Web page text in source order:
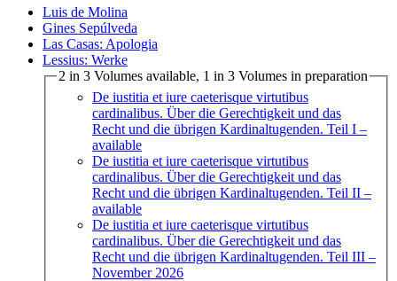
Luis de Molina
Gines Sepúlveda
Las Casas: Apologia
Lessius: Werke
2 in 3 Volumes available, 1 in 3 Volumes in preparation
De iustitia et iure caeterisque virtutibus
cardinalibus. Über die Gerechtigkeit und das
Recht und die übrigen Kardinaltugenden. Teil I –
available
De iustitia et iure caeterisque virtutibus
cardinalibus. Über die Gerechtigkeit und das
Recht und die übrigen Kardinaltugenden. Teil II –
available
De iustitia et iure caeterisque virtutibus
cardinalibus. Über die Gerechtigkeit und das
Recht und die übrigen Kardinaltugenden. Teil III –
November 2026